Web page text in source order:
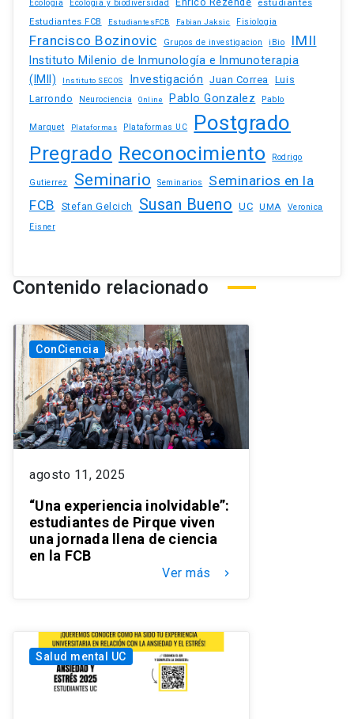
Ecologia Ecologia y biodiversidad estudiantes
Estudiantes FCB EstudiantesFCB Fabian Jaksic Fisiologia
Francisco Bozinovic Grupos de investigacion iBio IMII
Instituto Milenio de Inmunología e Inmunoterapia
(IMII)
Instituto SECOS Investigación Juan Correa
Luis
Larrondo
Neurociencia Online Pablo Gonzalez Pablo
Marquet Plataformas Plataformas UC Postgrado
Pregrado Reconocimiento Rodrigo
Gutierrez Seminario Seminarios
Seminarios en la
FCB
Stefan Gelcich Susan Bueno UC UMA
Veronica
Eisner
Contenido relacionado
ConCiencia
agosto 11, 2025
“Una experiencia inolvidable”:
estudiantes de Pirque viven
una jornada llena de ciencia
en la FCB
Ver más keyboard_arrow_right
Salud mental UC